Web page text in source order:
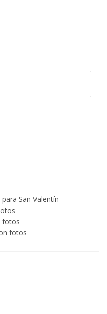
San Valentín
fotos
fotos